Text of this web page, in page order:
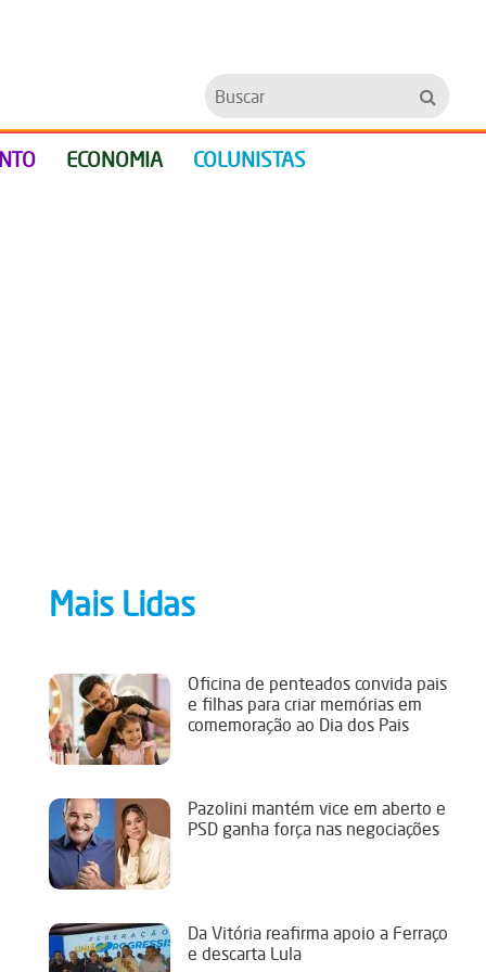
Buscar
ECONOMIA COLUNISTAS
Mais Lidas
Oficina de penteados convida pais
e filhas para criar memórias em
comemoração ao Dia dos Pais
Pazolini mantém vice em aberto e
PSD ganha força nas negociações
Da Vitória reafirma apoio a Ferraço
e descarta Lula